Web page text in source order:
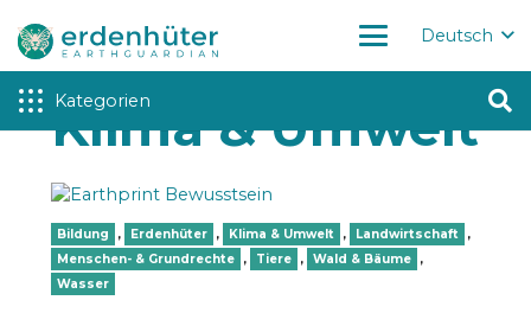
Deutsch
Kategorien
Klima & Umwelt
Bildung , Erdenhüter , Klima & Umwelt , Landwirtschaft
,
Menschen- & Grundrechte
, Tiere , Wald & Bäume
,
Wasser